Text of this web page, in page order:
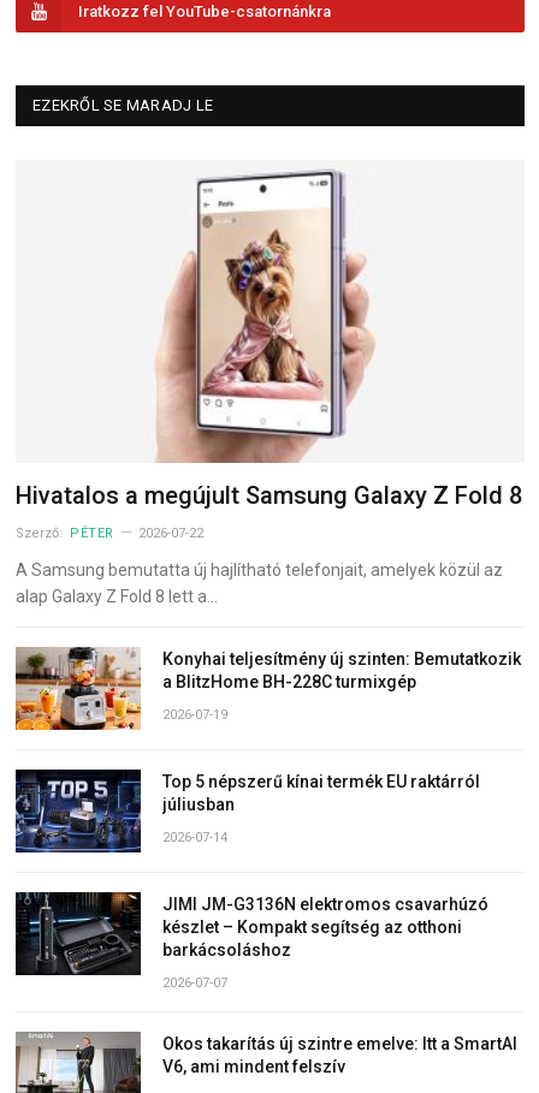
Iratkozz fel YouTube-csatornánkra
EZEKRŐL SE MARADJ LE
Hivatalos a megújult Samsung Galaxy Z Fold 8
Szerző: PÉTER 2026-07-22
A Samsung bemutatta új hajlítható telefonjait, amelyek közül az
alap Galaxy Z Fold 8 lett a…
Konyhai teljesítmény új szinten: Bemutatkozik
a BlitzHome BH-228C turmixgép
2026-07-19
Top 5 népszerű kínai termék EU raktárról
júliusban
2026-07-14
JIMI JM-G3136N elektromos csavarhúzó
készlet – Kompakt segítség az otthoni
barkácsoláshoz
2026-07-07
Okos takarítás új szintre emelve: Itt a SmartAI
V6, ami mindent felszív